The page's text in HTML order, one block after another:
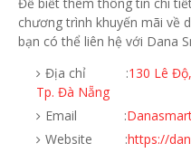
chương trình khuyến mãi về
bạn có thể liên hệ với Dana
Địa chỉ :130 Lê
Tp. Đà Nẵng
Email :
Website :https://